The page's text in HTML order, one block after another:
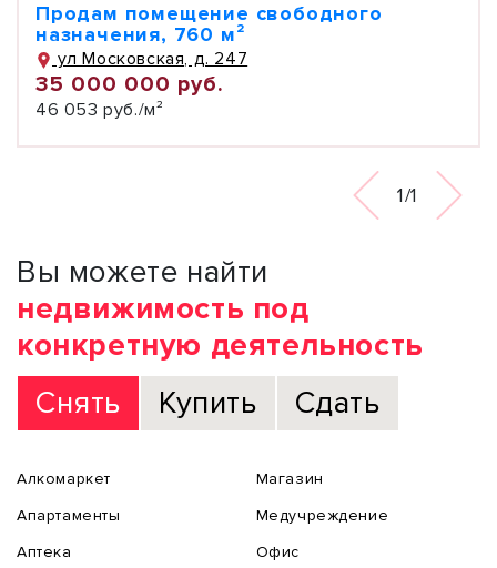
Продам помещение свободного
назначения, 760 м²
ул Московская, д. 247
35 000 000 руб.
46 053 руб./м²
1/1
Вы можете найти
недвижимость под
конкретную деятельность
Снять
Купить Сдать
Алкомаркет
Апартаменты
Аптека
Магазин
Медучреждение
Офис